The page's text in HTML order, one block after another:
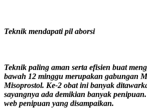
Teknik mendapati pil aborsi
Teknik paling aman serta efisien buat
bawah 12 minggu merupakan gabungan
Misoprostol. Ke-2 obat ini banyak
sayangnya ada demikian banyak
web penipuan yang disampaikan.